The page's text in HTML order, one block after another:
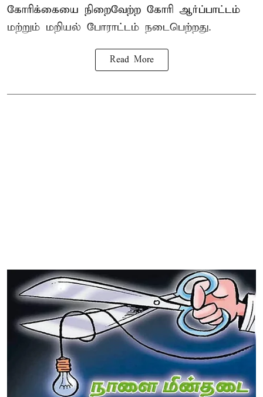
கோரிக்கையை நிறைவேற்ற கோரி ஆர்ப்பாட்டம்
மற்றும் மறியல் போராட்டம் நடைபெற்றது.
Read More